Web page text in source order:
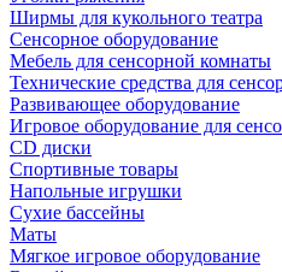
Ширмы для кукольного театра
Сенсорное оборудование
Мебель для сенсорной комнаты
Технические средства для
Развивающее оборудование
Игровое оборудование для
CD диски
Спортивные товары
Напольные игрушки
Сухие бассейны
Маты
Мягкое игровое оборудование